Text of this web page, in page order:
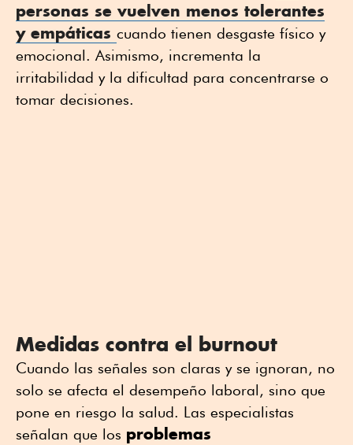
personas se vuelven menos tolerantes
y empáticas cuando tienen desgaste físico y
emocional. Asimismo, incrementa la
irritabilidad y la dificultad para concentrarse o
tomar decisiones.
Medidas contra el burnout
Cuando las señales son claras y se ignoran, no
solo se afecta el desempeño laboral, sino que
pone en riesgo la salud. Las especialistas
señalan que los problemas